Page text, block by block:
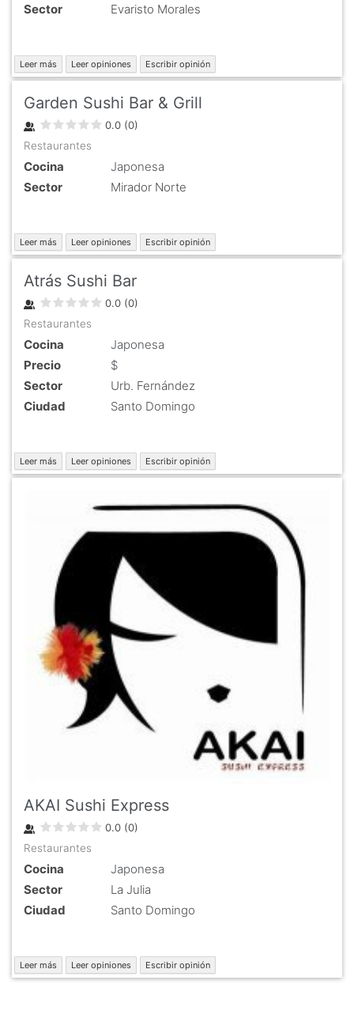
Sector
Evaristo Morales
Leer más Leer opiniones Escribir opinión
Garden Sushi Bar & Grill
0.0 (0)
Restaurantes
Cocina
Japonesa
Sector
Mirador Norte
Leer más Leer opiniones Escribir opinión
Atrás Sushi Bar
0.0 (0)
Restaurantes
Cocina
Japonesa
Precio
$
Sector
Urb. Fernández
Ciudad
Santo Domingo
Leer más Leer opiniones Escribir opinión
AKAI Sushi Express
0.0 (0)
Restaurantes
Cocina
Japonesa
Sector
La Julia
Ciudad
Santo Domingo
Leer más Leer opiniones Escribir opinión